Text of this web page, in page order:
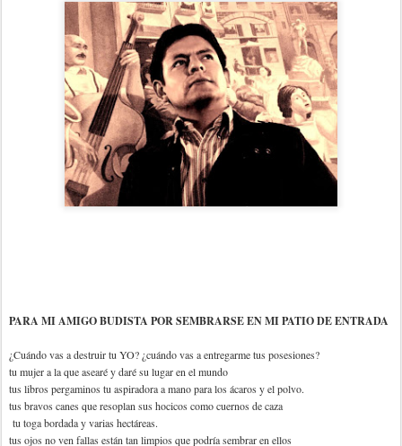
PARA MI AMIGO BUDISTA POR SEMBRARSE EN MI PATIO DE ENTRADA
¿Cuándo vas a destruir tu YO? ¿cuándo vas a entregarme tus posesiones?
tu mujer a la que asearé y daré su lugar en el mundo
tus libros pergaminos tu aspiradora a mano para los ácaros y el polvo.
tus bravos canes que resoplan sus hocicos como cuernos de caza
tu toga bordada y varias hectáreas.
tus ojos no ven fallas están tan limpios que podría sembrar en ellos